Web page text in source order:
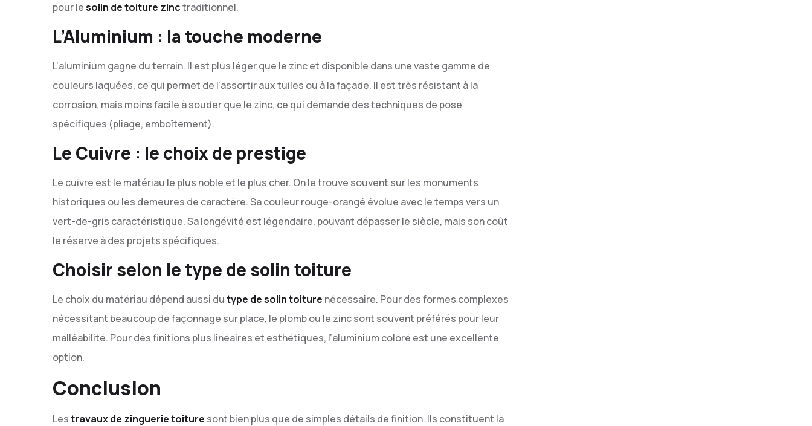
pour lesolin de toiture zinctraditionnel.
L’Aluminium : la touche moderne
L’aluminium gagne du terrain. Il est plus léger que le zinc et disponible dans une vaste gamme de
couleurs laquées, ce qui permet de l’assortir aux tuiles ou à la façade. Il est très résistant à la
corrosion, mais moins facile à souder que le zinc, ce qui demande des techniques de pose
spécifiques (pliage, emboîtement).
Le Cuivre : le choix de prestige
Le cuivre est le matériau le plus noble et le plus cher. On le trouve souvent sur les monuments
historiques ou les demeures de caractère. Sa couleur rouge-orangé évolue avec le temps vers un
vert-de-gris caractéristique. Sa longévité est légendaire, pouvant dépasser le siècle, mais son coût
le réserve à des projets spécifiques.
Choisir selon le type de solin toiture
Le choix du matériau dépend aussi dutype de solin toiture nécessaire. Pour des formes complexes
nécessitant beaucoup de façonnage sur place, le plomb ou le zinc sont souvent préférés pour leur
malléabilité. Pour des finitions plus linéaires et esthétiques, l’aluminium coloré est une excellente
option.
Conclusion
Lestravaux de zinguerie toiture sont bien plus que de simples détails de finition. Ils constituent la